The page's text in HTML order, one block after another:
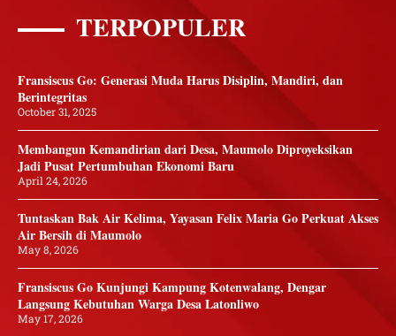
TERPOPULER
Fransiscus Go: Generasi Muda Harus Disiplin, Mandiri, dan
Berintegritas
October 31, 2025
Membangun Kemandirian dari Desa, Maumolo Diproyeksikan
Jadi Pusat Pertumbuhan Ekonomi Baru
April 24, 2026
Tuntaskan Bak Air Kelima, Yayasan Felix Maria Go Perkuat Akses
Air Bersih di Maumolo
May 8, 2026
Fransiscus Go Kunjungi Kampung Kotenwalang, Dengar
Langsung Kebutuhan Warga Desa Latonliwo
May 17, 2026